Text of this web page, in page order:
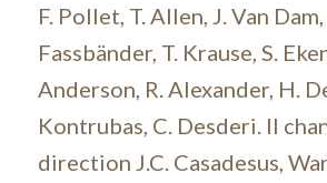
F. Pollet, T. Allen, J. Van Dam,
Fassbänder, T. Krause, S.
Anderson, R. Alexander, H.
Kontrubas, C. Desderi. Il
direction J.C. Casadesus,